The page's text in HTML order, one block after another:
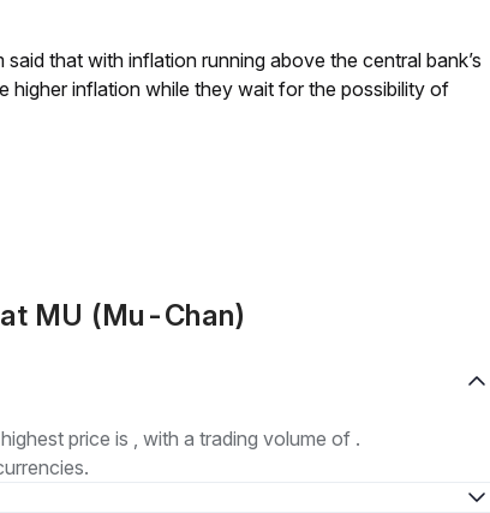
that with inflation running above the central bank’s
inflation while they wait for the possibility of
MU (Mu-Chan)
price is , with a trading volume of .